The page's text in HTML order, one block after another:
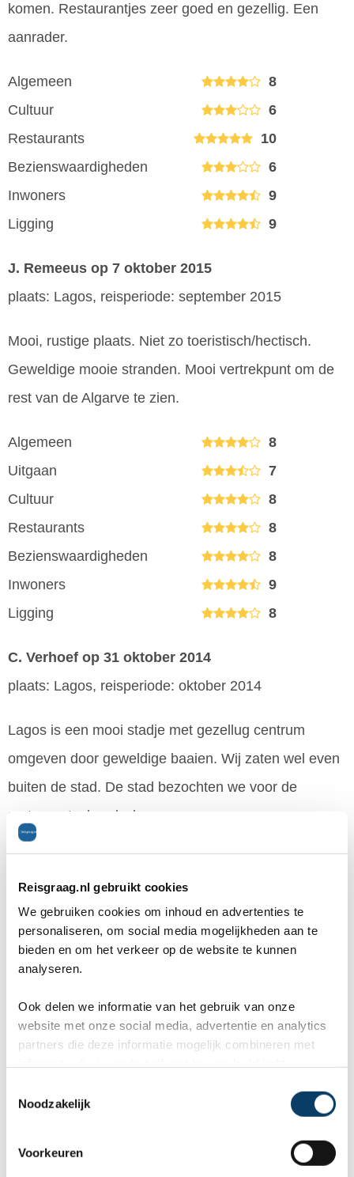
Reisgraag.nl gebruikt cookies
We gebruiken cookies om inhoud en advertenties te
personaliseren, om social media mogelijkheden aan te
bieden en om het verkeer op de website te kunnen
analyseren.
Ook delen we informatie van het gebruik van onze
website met onze social media, advertentie en analytics
partners die deze informatie mogelijk combineren met
Noodzakelijk
Voorkeuren
komen. Restaurantjes zeer goed en gezellig. Een
aanrader.
Algemeen
8
Cultuur
6
Restaurants
10
Bezienswaardigheden
6
Inwoners
9
Ligging
9
J. Remeeus op 7 oktober 2015
plaats: Lagos, reisperiode: september 2015
Mooi, rustige plaats. Niet zo toeristisch/hectisch.
Geweldige mooie stranden. Mooi vertrekpunt om de
rest van de Algarve te zien.
Algemeen
8
Uitgaan
7
Cultuur
8
Restaurants
8
Bezienswaardigheden
8
Inwoners
9
Ligging
8
C. Verhoef op 31 oktober 2014
plaats: Lagos, reisperiode: oktober 2014
Lagos is een mooi stadje met gezellug centrum
omgeven door geweldige baaien. Wij zaten wel even
buiten de stad. De stad bezochten we voor de
restaurants, boodschappen .
Restaurants
Bezienswaardigheden
9
Ligging
8
Hieronder vind je de bekendste